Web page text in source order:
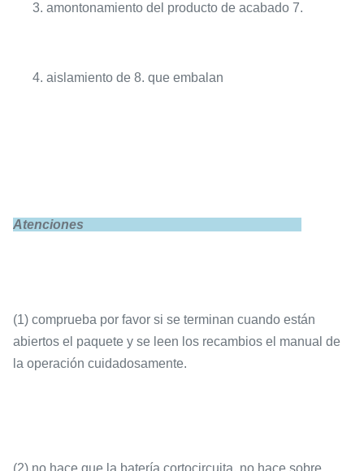
3. amontonamiento del producto de acabado 7.
4. aislamiento de 8. que embalan
Atenciones
(1) comprueba por favor si se terminan cuando están
abiertos el paquete y se leen los recambios el manual de
la operación cuidadosamente.